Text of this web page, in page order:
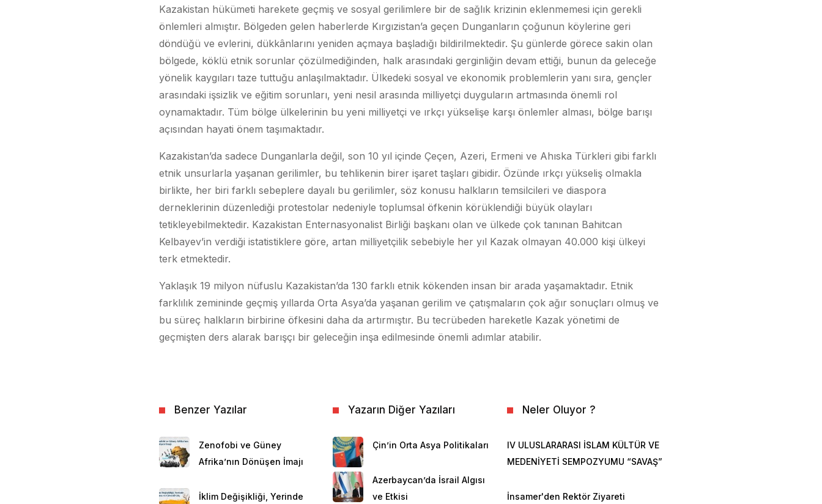
Kazakistan hükümeti harekete geçmiş ve sosyal gerilimlere bir de sağlık krizinin eklenmemesi için gerekli
önlemleri almıştır. Bölgeden gelen haberlerde Kırgızistan’a geçen Dunganların çoğunun köylerine geri
döndüğü ve evlerini, dükkânlarını yeniden açmaya başladığı bildirilmektedir. Şu günlerde görece sakin olan
bölgede, köklü etnik sorunlar çözülmediğinden, halk arasındaki gerginliğin devam ettiği, bunun da geleceğe
yönelik kaygıları taze tuttuğu anlaşılmaktadır. Ülkedeki sosyal ve ekonomik problemlerin yanı sıra, gençler
arasındaki işsizlik ve eğitim sorunları, yeni nesil arasında milliyetçi duyguların artmasında önemli rol
oynamaktadır. Tüm bölge ülkelerinin bu yeni milliyetçi ve ırkçı yükselişe karşı önlemler alması, bölge barışı
açısından hayati önem taşımaktadır.
Kazakistan’da sadece Dunganlarla değil, son 10 yıl içinde Çeçen, Azeri, Ermeni ve Ahıska Türkleri gibi farklı
etnik unsurlarla yaşanan gerilimler, bu tehlikenin birer işaret taşları gibidir. Özünde ırkçı yükseliş olmakla
birlikte, her biri farklı sebeplere dayalı bu gerilimler, söz konusu halkların temsilcileri ve diaspora
derneklerinin düzenlediği protestolar nedeniyle toplumsal öfkenin körüklendiği büyük olayları
tetikleyebilmektedir. Kazakistan Enternasyonalist Birliği başkanı olan ve ülkede çok tanınan Bahitcan
Kelbayev’in verdiği istatistiklere göre, artan milliyetçilik sebebiyle her yıl Kazak olmayan 40.000 kişi ülkeyi
terk etmektedir.
Yaklaşık 19 milyon nüfuslu Kazakistan’da 130 farklı etnik kökenden insan bir arada yaşamaktadır. Etnik
farklılık zemininde geçmiş yıllarda Orta Asya’da yaşanan gerilim ve çatışmaların çok ağır sonuçları olmuş ve
bu süreç halkların birbirine öfkesini daha da artırmıştır. Bu tecrübeden hareketle Kazak yönetimi de
geçmişten ders alarak barışçı bir geleceğin inşa edilmesinde önemli adımlar atabilir.
Benzer Yazılar
Zenofobi ve Güney
Afrika’nın Dönüşen İmajı
İklim Değişikliği, Yerinde
Yazarın Diğer Yazıları
Çin’in Orta Asya Politikaları
Azerbaycan’da İsrail Algısı
ve Etkisi
Neler Oluyor ?
IV ULUSLARARASI İSLAM KÜLTÜR VE
MEDENİYETİ SEMPOZYUMU “SAVAŞ”
İnsamer'den Rektör Ziyareti